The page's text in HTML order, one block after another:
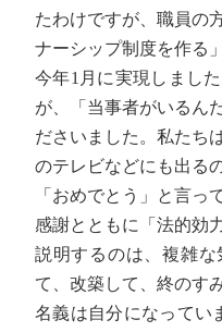
たわけですが、職員の
ナーシップ制度を作る
今年1月に実現しまし
が、「当事者がいるん
ださいました。私たち
のテレビなどにも出る
「おめでとう」と言っ
感謝とともに「法的効
説明するのは、複雑
て、改築して、終のす
名義は自分になってい